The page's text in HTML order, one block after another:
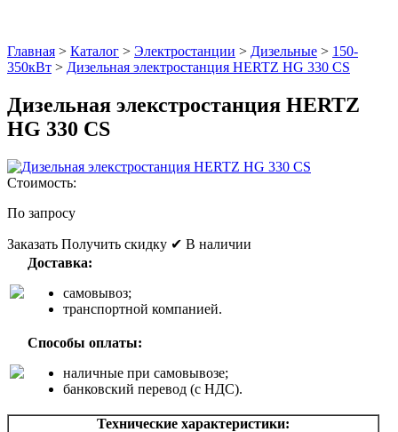
Главная > Каталог > Электростанции > Дизельные > 150-
350кВт > Дизельная электростанция HERTZ HG 330 CS
Дизельная элекстростанция HERTZ
HG 330 CS
Стоимость:
По запросу
Заказать Получить скидку ✔ В наличии
Доставка:
самовывоз;
транспортной компанией.
Способы оплаты:
наличные при самовывозе;
банковский перевод (с НДС).
Технические характеристики: